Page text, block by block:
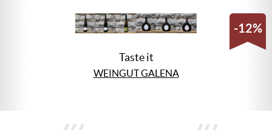
-12%
Taste it
WEINGUT GALENA